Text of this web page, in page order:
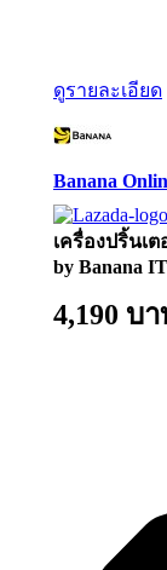
ดูรายละเอียด
Banana
เครื่องปริ้นเต
by Banana IT
4,190 บ